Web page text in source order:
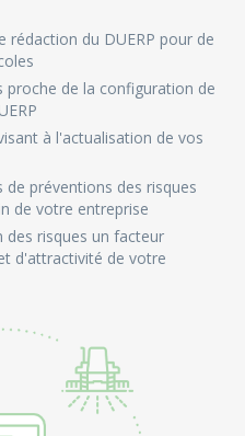
rédaction du DUERP pour de
proche de la configuration de
à l'actualisation de vos
préventions des risques
de votre entreprise
des risques un facteur
d'attractivité de votre